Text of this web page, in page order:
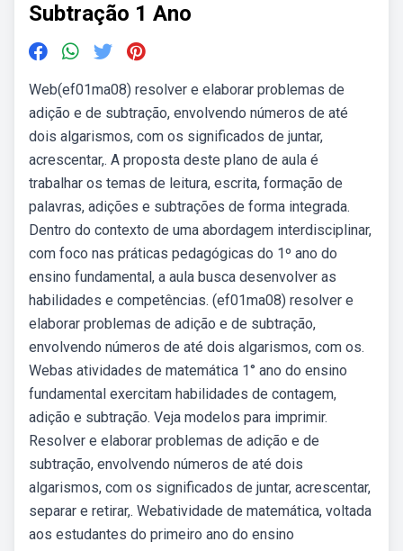
Subtração 1 Ano
Web(ef01ma08) resolver e elaborar problemas de
adição e de subtração, envolvendo números de até
dois algarismos, com os significados de juntar,
acrescentar,. A proposta deste plano de aula é
trabalhar os temas de leitura, escrita, formação de
palavras, adições e subtrações de forma integrada.
Dentro do contexto de uma abordagem interdisciplinar,
com foco nas práticas pedagógicas do 1º ano do
ensino fundamental, a aula busca desenvolver as
habilidades e competências. (ef01ma08) resolver e
elaborar problemas de adição e de subtração,
envolvendo números de até dois algarismos, com os.
Webas atividades de matemática 1° ano do ensino
fundamental exercitam habilidades de contagem,
adição e subtração. Veja modelos para imprimir.
Resolver e elaborar problemas de adição e de
subtração, envolvendo números de até dois
algarismos, com os significados de juntar, acrescentar,
separar e retirar,. Webatividade de matemática, voltada
aos estudantes do primeiro ano do ensino